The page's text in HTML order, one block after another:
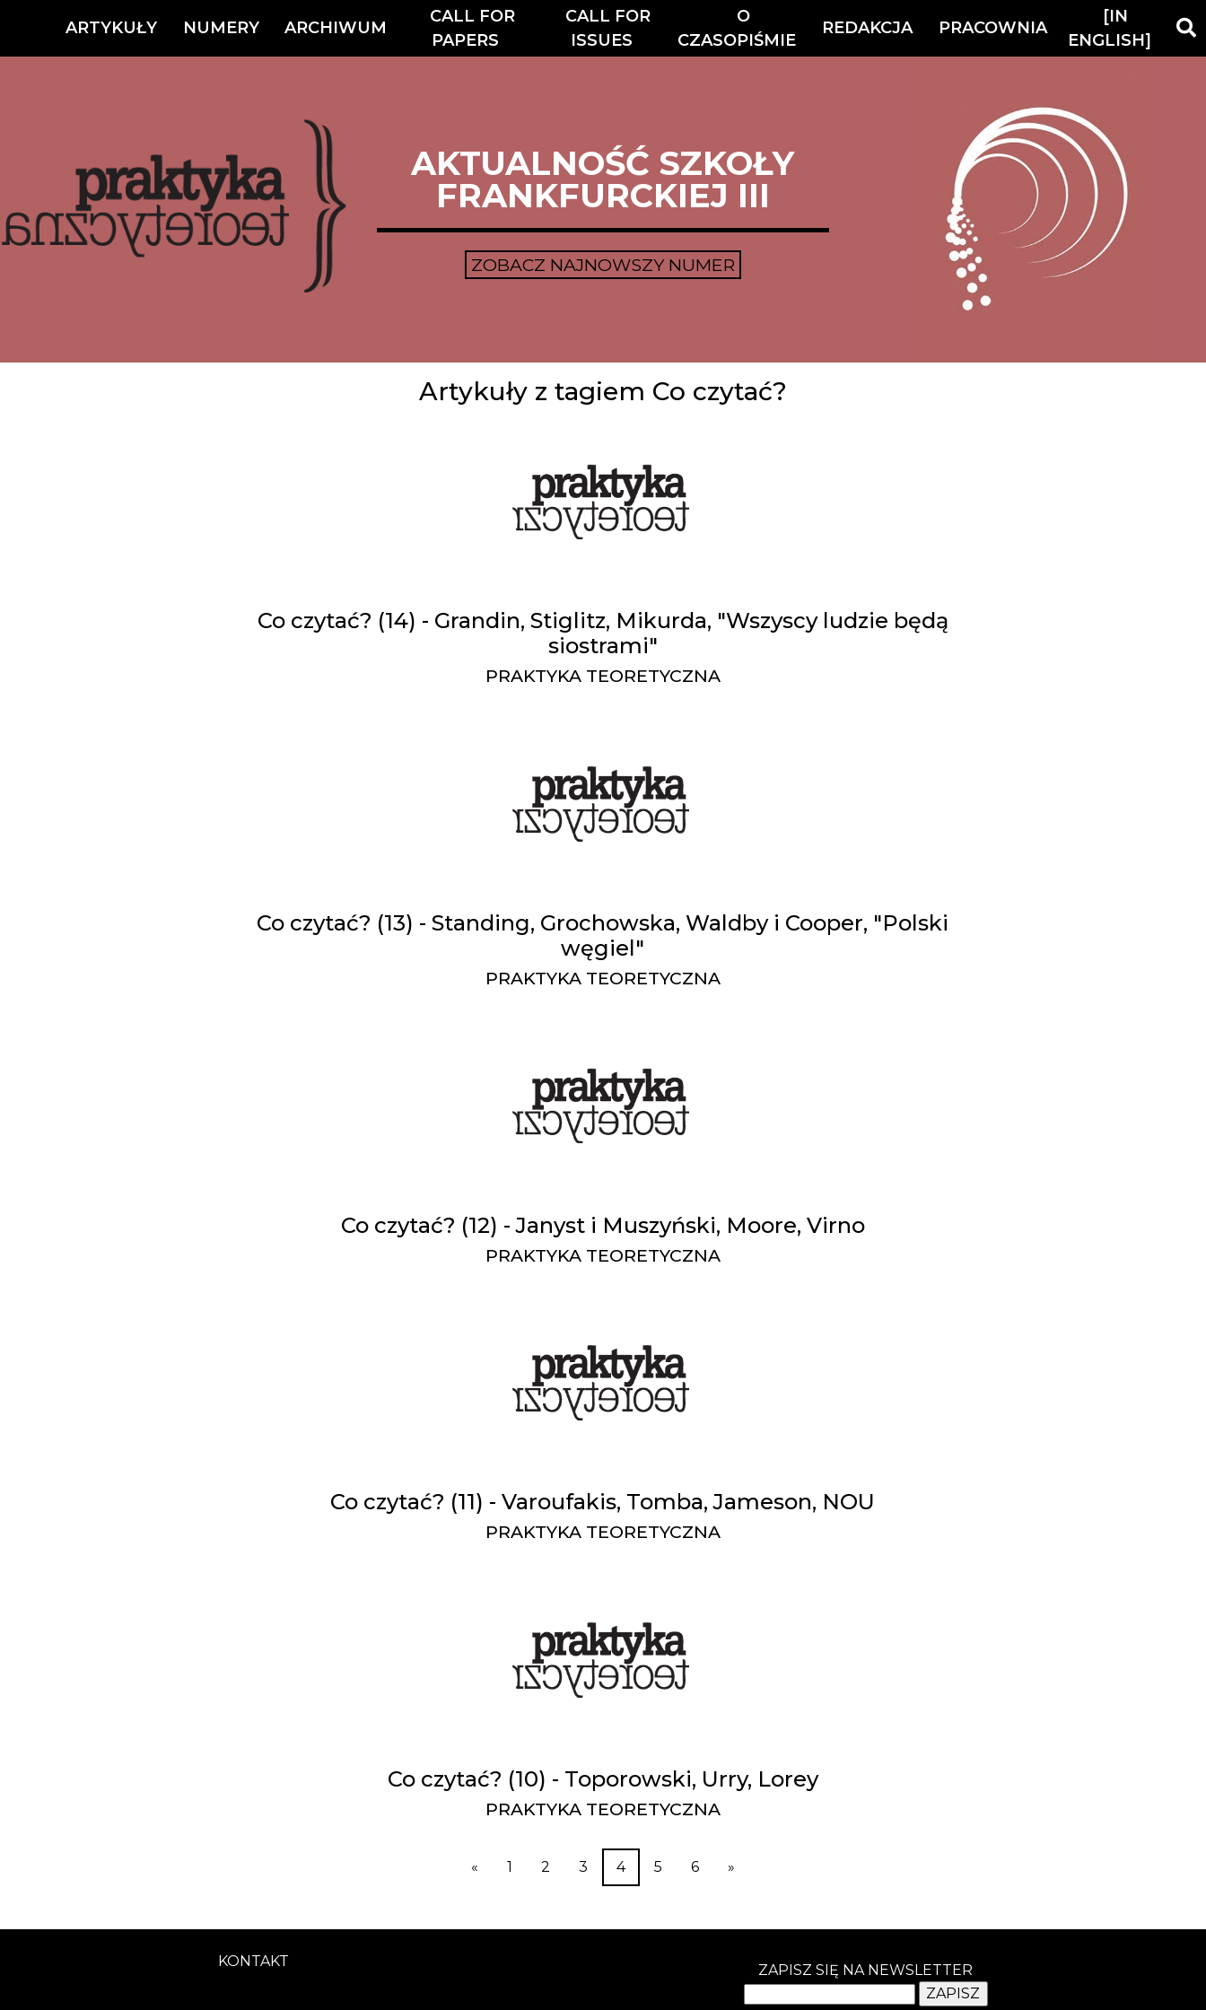
ARTYKUŁY NUMERY ARCHIWUM
CALL FOR
PAPERS
CALL FOR
ISSUES
O
CZASOPIŚMIE
REDAKCJA PRACOWNIA
[IN
ENGLISH]
AKTUALNOŚĆ SZKOŁY
FRANKFURCKIEJ III
ZOBACZ NAJNOWSZY NUMER
Artykuły z tagiem Co czytać?
Co czytać? (14) - Grandin, Stiglitz, Mikurda, "Wszyscy ludzie będą
siostrami"
PRAKTYKA TEORETYCZNA
Co czytać? (13) - Standing, Grochowska, Waldby i Cooper, "Polski
węgiel"
PRAKTYKA TEORETYCZNA
Co czytać? (12) - Janyst i Muszyński, Moore, Virno
PRAKTYKA TEORETYCZNA
Co czytać? (11) - Varoufakis, Tomba, Jameson, NOU
PRAKTYKA TEORETYCZNA
Co czytać? (10) - Toporowski, Urry, Lorey
PRAKTYKA TEORETYCZNA
« 1 2 3 4 5 6 »
KONTAKT
ZAPISZ SIĘ NA NEWSLETTER